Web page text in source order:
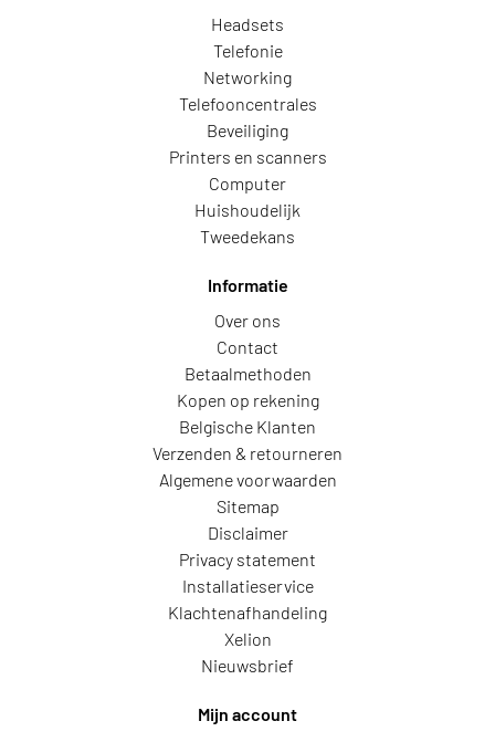
Headsets
Telefonie
Networking
Telefooncentrales
Beveiliging
Printers en scanners
Computer
Huishoudelijk
Tweedekans
Informatie
Over ons
Contact
Betaalmethoden
Kopen op rekening
Belgische Klanten
Verzenden & retourneren
Algemene voorwaarden
Sitemap
Disclaimer
Privacy statement
Installatieservice
Klachtenafhandeling
Xelion
Nieuwsbrief
Mijn account